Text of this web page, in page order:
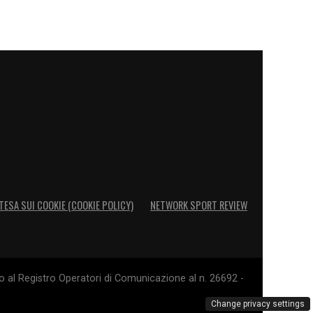
SUI COOKIE (COOKIE POLICY) NETWORK SPORT REVIEW
Registro Operatori di Comunicazione al n. 26692 -
Change privacy settings